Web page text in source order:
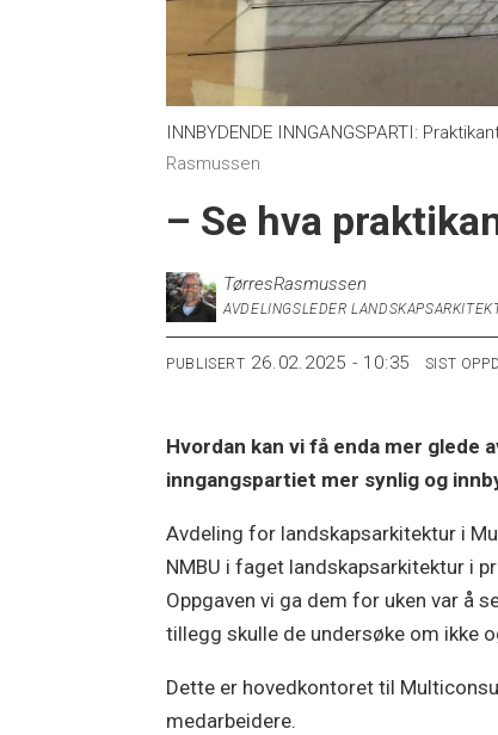
INNBYDENDE INNGANGSPARTI:
Rasmussen
– Se hva
TørresRasmussen
AVDELINGSLEDER
PUBLISERT 26.02.2025 - 10:35 SIST
Hvordan kan vi få enda mer glede
inngangspartiet mer synlig og
Avdeling for landskapsarkitektur i
NMBU i faget landskapsarkitektur i
Oppgaven vi ga dem for uken var å
tillegg skulle de undersøke om ikke
Dette er hovedkontoret til
medarbeidere.